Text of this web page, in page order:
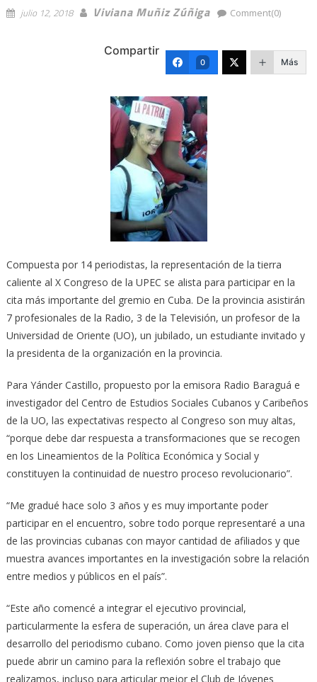
julio 12, 2018 Viviana Muñiz Zúñiga Comment(0)
Compartir
0 Más
Compuesta por 14 periodistas, la representación de la tierra
caliente al X Congreso de la UPEC se alista para participar en la
cita más importante del gremio en Cuba. De la provincia asistirán
7 profesionales de la Radio, 3 de la Televisión, un profesor de la
Universidad de Oriente (UO), un jubilado, un estudiante invitado y
la presidenta de la organización en la provincia.
Para Yánder Castillo, propuesto por la emisora Radio Baraguá e
investigador del Centro de Estudios Sociales Cubanos y Caribeños
de la UO, las expectativas respecto al Congreso son muy altas,
“porque debe dar respuesta a transformaciones que se recogen
en los Lineamientos de la Política Económica y Social y
constituyen la continuidad de nuestro proceso revolucionario”.
“Me gradué hace solo 3 años y es muy importante poder
participar en el encuentro, sobre todo porque representaré a una
de las provincias cubanas con mayor cantidad de afiliados y que
muestra avances importantes en la investigación sobre la relación
entre medios y públicos en el país”.
“Este año comencé a integrar el ejecutivo provincial,
particularmente la esfera de superación, un área clave para el
desarrollo del periodismo cubano. Como joven pienso que la cita
puede abrir un camino para la reflexión sobre el trabajo que
realizamos, incluso para articular mejor el Club de Jóvenes